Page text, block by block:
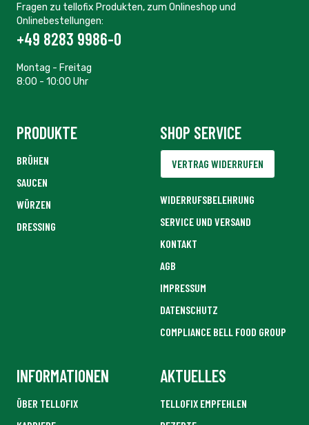
Fragen zu tellofix Produkten, zum Onlineshop und
Onlinebestellungen:
+49 8283 9986-0
Montag - Freitag
8:00 - 10:00 Uhr
PRODUKTE
BRÜHEN
SAUCEN
WÜRZEN
DRESSING
SHOP SERVICE
VERTRAG WIDERRUFEN
WIDERRUFSBELEHRUNG
SERVICE UND VERSAND
KONTAKT
AGB
IMPRESSUM
DATENSCHUTZ
COMPLIANCE BELL FOOD GROUP
INFORMATIONEN
ÜBER TELLOFIX
AKTUELLES
TELLOFIX EMPFEHLEN